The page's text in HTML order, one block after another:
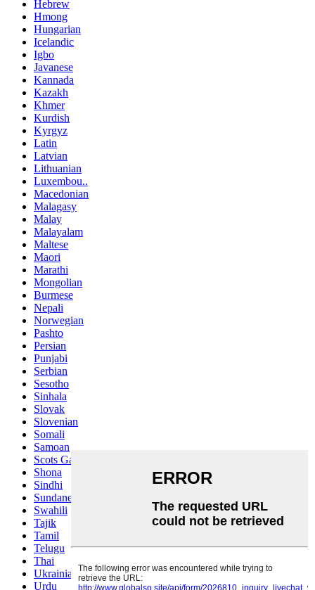
Hebrew
Hmong
Hungarian
Icelandic
Igbo
Javanese
Kannada
Kazakh
Khmer
Kurdish
Kyrgyz
Latin
Latvian
Lithuanian
Luxembou..
Macedonian
Malagasy
Malay
Malayalam
Maltese
Maori
Marathi
Mongolian
Burmese
Nepali
Norwegian
Pashto
Persian
Punjabi
Serbian
Sesotho
Sinhala
Slovak
Slovenian
Somali
Samoan
Scots Gaelic
Shona
Sindhi
Sundanese
Swahili
Tajik
Tamil
Telugu
Thai
Ukrainian
Urdu